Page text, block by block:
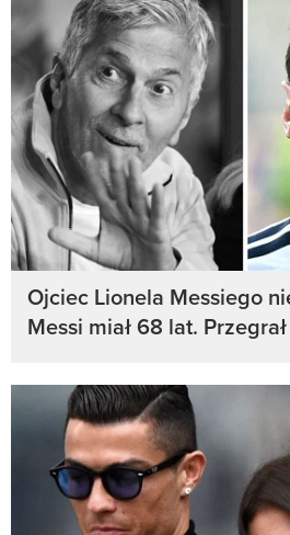
Ojciec Lionela Messiego
Messi miał 68 lat.